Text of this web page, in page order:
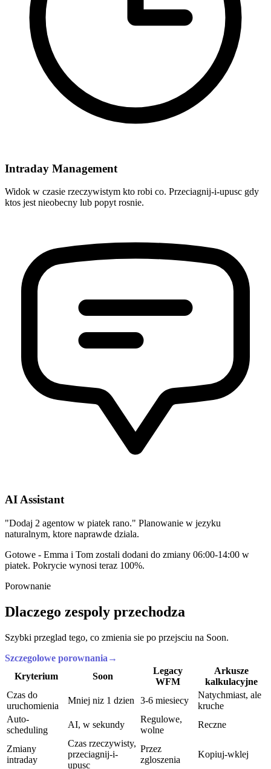
Intraday Management
Widok w czasie rzeczywistym kto robi co. Przeciagnij-i-upusc gdy
ktos jest nieobecny lub popyt rosnie.
AI Assistant
"Dodaj 2 agentow w piatek rano." Planowanie w jezyku
naturalnym, ktore naprawde dziala.
Gotowe - Emma i Tom zostali dodani do zmiany 06:00-14:00 w
piatek. Pokrycie wynosi teraz 100%.
Porownanie
Dlaczego zespoly przechodza
Szybki przeglad tego, co zmienia sie po przejsciu na Soon.
Szczegolowe porownania →
Kryterium
Soon
Legacy
WFM
Arkusze
kalkulacyjne
Czas do
uruchomienia
Mniej niz 1 dzien 3-6 miesiecy
Natychmiast, ale
kruche
Auto-
scheduling
AI, w sekundy
Regulowe,
wolne
Reczne
Zmiany
intraday
Czas rzeczywisty,
przeciagnij-i-
upusc
Przez
zgloszenia
Kopiuj-wklej